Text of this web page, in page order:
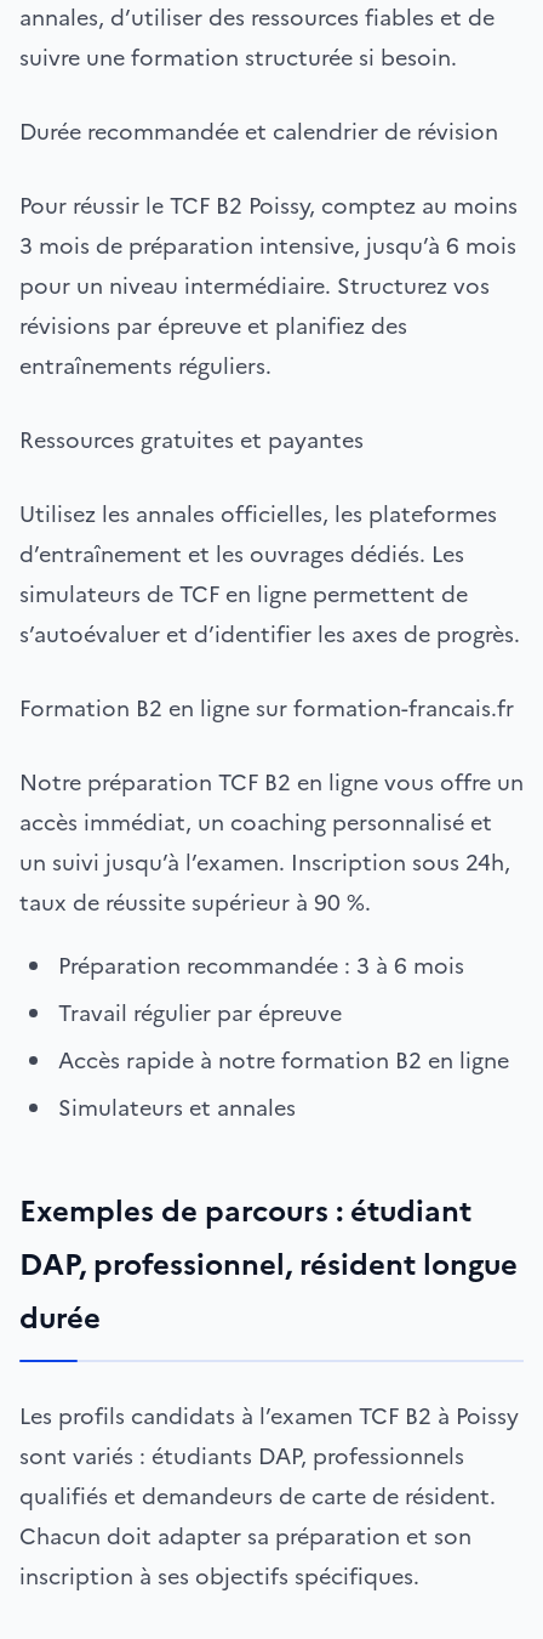
annales, d’utiliser des ressources fiables et de
suivre une formation structurée si besoin.
Durée recommandée et calendrier de révision
Pour réussir le TCF B2 Poissy, comptez au moins
3 mois de préparation intensive, jusqu’à 6 mois
pour un niveau intermédiaire. Structurez vos
révisions par épreuve et planifiez des
entraînements réguliers.
Ressources gratuites et payantes
Utilisez les annales officielles, les plateformes
d’entraînement et les ouvrages dédiés. Les
simulateurs de TCF en ligne permettent de
s’autoévaluer et d’identifier les axes de progrès.
Formation B2 en ligne sur formation-francais.fr
Notre préparation TCF B2 en ligne vous offre un
accès immédiat, un coaching personnalisé et
un suivi jusqu’à l’examen. Inscription sous 24h,
taux de réussite supérieur à 90 %.
Préparation recommandée : 3 à 6 mois
Travail régulier par épreuve
Accès rapide à notre formation B2 en ligne
Simulateurs et annales
Exemples de parcours : étudiant
DAP, professionnel, résident longue
durée
Les profils candidats à l’examen TCF B2 à Poissy
sont variés : étudiants DAP, professionnels
qualifiés et demandeurs de carte de résident.
Chacun doit adapter sa préparation et son
inscription à ses objectifs spécifiques.